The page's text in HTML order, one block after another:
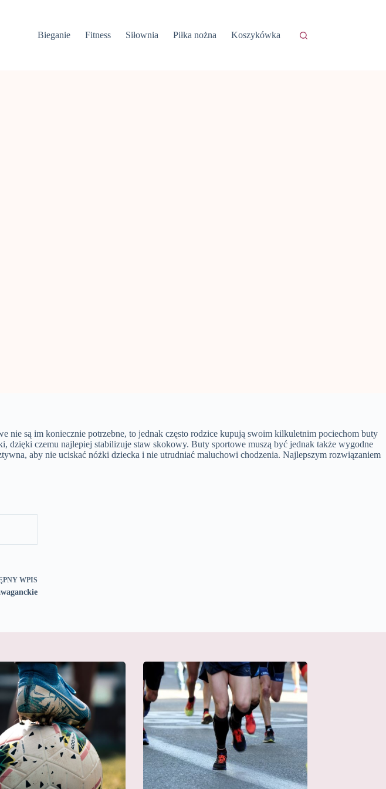
Bieganie
Fitness Siłownia Piłka nożna Koszykówka
są im koniecznie potrzebne, to jednak często rodzice kupują swoim kilkuletnim pociechom buty
dzięki czemu najlepiej stabilizuje staw skokowy. Buty sportowe muszą być jednak także wygodne
aby nie uciskać nóżki dziecka i nie utrudniać maluchowi chodzenia. Najlepszym rozwiązaniem
WPIS